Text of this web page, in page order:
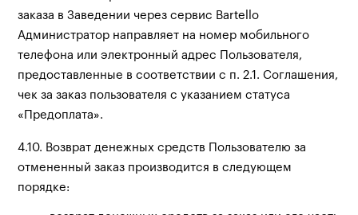
заказа в Заведении через сервис Bartello
Администратор направляет на номер мобильного
телефона или электронный адрес Пользователя,
предоставленные в соответствии с п. 2.1. Соглашения,
чек за заказ пользователя с указанием статуса
«Предоплата».
4.10. Возврат денежных средств Пользователю за
отмененный заказ производится в следующем
порядке: